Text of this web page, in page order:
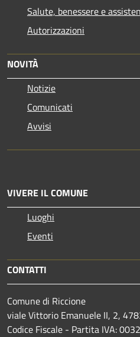
Salute, benessere e
Autorizzazioni
NOVITÀ
Notizie
Comunicati
Avvisi
VIVERE IL COMUNE
Luoghi
Eventi
CONTATTI
Comune di Riccione
viale Vittorio Emanuele II, 2,
Codice Fiscale - Partita IVA: